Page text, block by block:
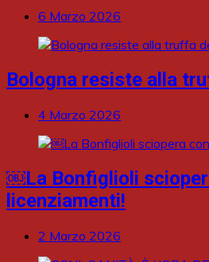
6 Marzo 2026
Bologna resiste alla
4 Marzo 2026
￼La Bonfiglioli
licenziamenti!
2 Marzo 2026